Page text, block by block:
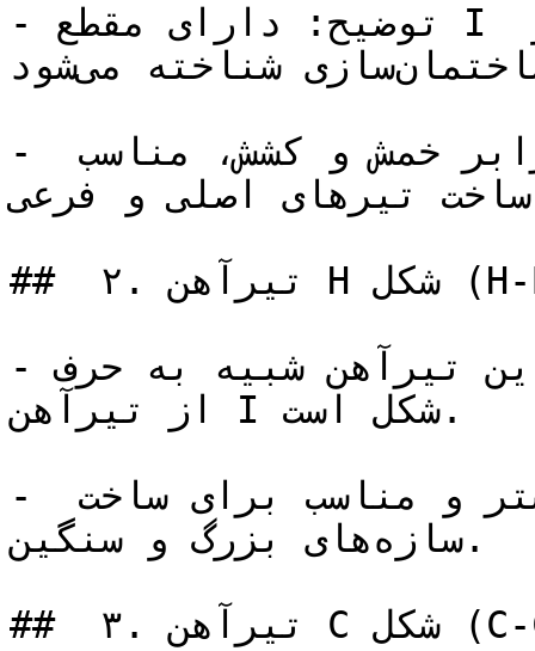
- توضیح: دارای مقطع I شکل است و به عنوان یکی از
پرکاربردترین تیرآهن‌ها در ساختمان‌سازی شناخته می‌شود.
- ویژگی‌ها: مقاومت بالا در برابر خمش و کشش، مناسب
تیرهای اصلی و فرعی.
##  ۲. تیرآهن H شکل (H-Beam)
- توضیح: مقطع این تیرآهن شبیه به حرف H است و پهن‌تر
از تیرآهن I شکل است.
- ویژگی‌ها: قابلیت تحمل بار بیشتر و مناسب برای ساخت
سازه‌های بزرگ و سنگین.
##  ۳. تیرآهن C شکل (C-Channel)